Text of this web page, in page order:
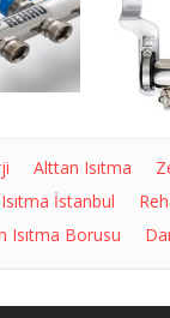
Alttan Isıtma
İstanbul
Isıtma Borusu